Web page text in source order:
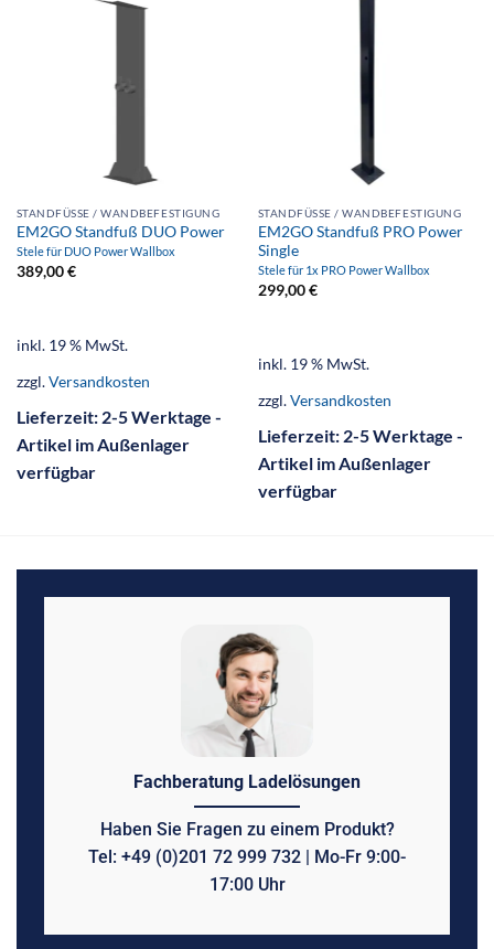
STANDFÜSSE / WANDBEFESTIGUNG
EM2GO Standfuß DUO Power
Stele für DUO Power Wallbox
389,00€
inkl. 19 % MwSt.
zzgl.Versandkosten
Lieferzeit: 2-5 Werktage -
Artikel im Außenlager
verfügbar
STANDFÜSSE / WANDBEFESTIGUNG
EM2GO Standfuß PRO Power
Single
Stele für 1x PRO Power Wallbox
299,00€
inkl. 19 % MwSt.
zzgl.Versandkosten
Lieferzeit: 2-5 Werktage -
Artikel im Außenlager
verfügbar
Fachberatung Ladelösungen
Haben Sie Fragen zu einem Produkt?
Tel: +49 (0)201 72 999 732 | Mo-Fr 9:00-
17:00 Uhr